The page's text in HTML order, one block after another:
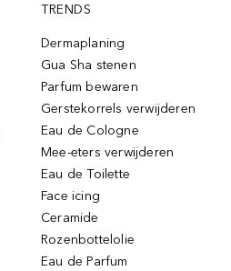
TRENDS
Dermaplaning
Gua Sha stenen
Parfum bewaren
Gerstekorrels verwijderen
Eau de Cologne
Mee-eters verwijderen
Eau de Toilette
Face icing
Ceramide
Rozenbottelolie
Eau de Parfum